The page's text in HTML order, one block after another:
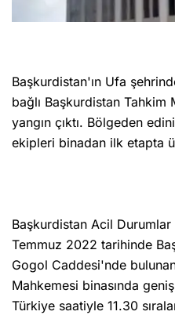
Başkurdistan'ın Ufa
bağlı Başkurdistan Tahkim
yangın çıktı. Bölgeden
ekipleri binadan ilk etapta
Başkurdistan Acil Durumlar
Temmuz 2022 tarihinde
Gogol Caddesi'nde
Mahkemesi binasında
Türkiye saatiyle 11.30